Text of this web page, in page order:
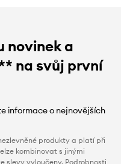
novinek a
na svůj první
informace o nejnovějších
produkty a platí při
kombinovat s jinými
slevy vyloučeny. Podrobnosti